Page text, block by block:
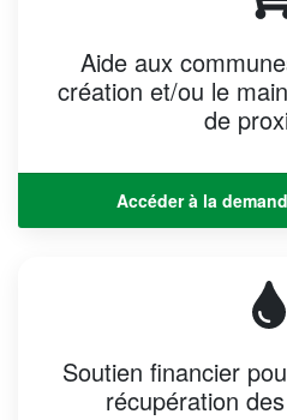
Aide aux
création et/ou le
de
Accéder à la
Soutien financier
récupération